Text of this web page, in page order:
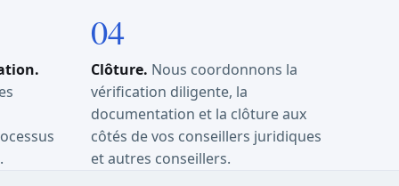
Clôture. Nous coordonnons la
vérification diligente, la
documentation et la clôture aux
côtés de vos conseillers juridiques
et autres conseillers.